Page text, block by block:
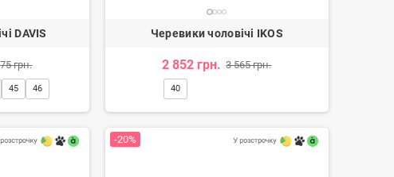
і рельєфним протектором. Виготовляються із
DAVIS
грн.
45 46
Черевики чоловічі IKOS
2 852 грн. 3 565 грн.
40
-20%